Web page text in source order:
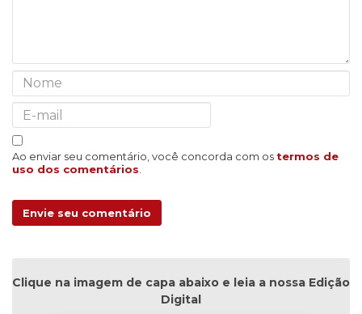
Ao enviar seu comentário, você concorda com os termos de
uso dos comentários
Envie seu comentário
Clique na imagem de capa abaixo e leia a nossa Edição
Digital